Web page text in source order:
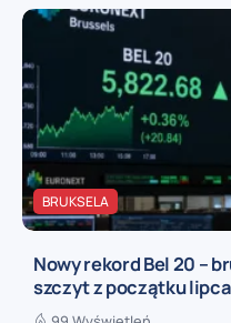
BRUKSELA
Nowy rekord Bel 20 –
szczyt z początku lipca